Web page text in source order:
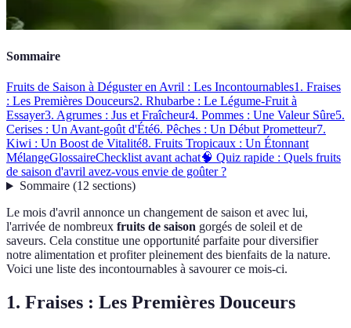
Sommaire
Fruits de Saison à Déguster en Avril : Les Incontournables1. Fraises
: Les Premières Douceurs2. Rhubarbe : Le Légume-Fruit à
Essayer3. Agrumes : Jus et Fraîcheur4. Pommes : Une Valeur Sûre5.
Cerises : Un Avant-goût d'Été6. Pêches : Un Début Prometteur7.
Kiwi : Un Boost de Vitalité8. Fruits Tropicaux : Un Étonnant
MélangeGlossaireChecklist avant achat🧠 Quiz rapide : Quels fruits
de saison d'avril avez-vous envie de goûter ?
Sommaire(12 sections)
Le mois d'avril annonce un changement de saison et avec lui,
l'arrivée de nombreux fruits de saison gorgés de soleil et de
saveurs. Cela constitue une opportunité parfaite pour diversifier
notre alimentation et profiter pleinement des bienfaits de la nature.
Voici une liste des incontournables à savourer ce mois-ci.
1. Fraises : Les Premières Douceurs